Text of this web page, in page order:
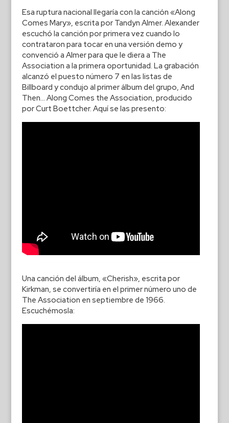
Esa ruptura nacional llegaría con la canción «Along
Comes Mary», escrita por Tandyn Almer. Alexander
escuchó la canción por primera vez cuando lo
contrataron para tocar en una versión demo y
convenció a Almer para que le diera a The
Association a la primera oportunidad. La grabación
alcanzó el puesto número 7 en las listas de
Billboard y condujo al primer álbum del grupo, And
Then… Along Comes the Association, producido
por Curt Boettcher. Aquí se las presento:
Una canción del álbum, «Cherish», escrita por
Kirkman, se convertiría en el primer número uno de
The Association en septiembre de 1966.
Escuchémosla: